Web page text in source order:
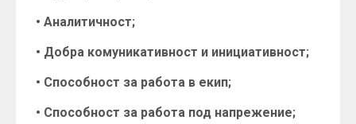
• Аналитичност;
• Добра комуникативност и инициативност;
• Способност за работа в екип;
• Способност за работа под напрежение;